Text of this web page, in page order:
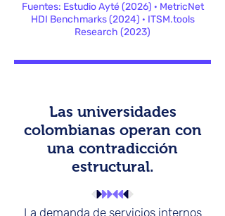
Fuentes: Estudio Ayté (2026) · MetricNet
HDI Benchmarks (2024) · ITSM.tools
Research (2023)
Las universidades
colombianas operan con
una contradicción
estructural.
La demanda de servicios internos